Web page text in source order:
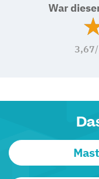
War
3,67